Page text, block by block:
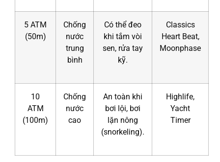
5 ATM
(50m)
Chống
nước
trung
bình
Có thể đeo
khi tắm vòi
sen, rửa tay
kỹ.
Classics
Heart Beat,
Moonphase
10
ATM
(100m)
Chống
nước
cao
An toàn khi
bơi lội, bơi
lặn nông
(snorkeling).
Highlife,
Yacht
Timer